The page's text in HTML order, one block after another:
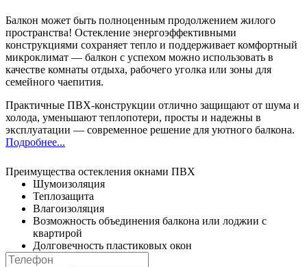
Балкон может быть полноценным продолжением жилого
пространства! Остекление энергоэффективными
конструкциями сохраняет тепло и поддерживает комфортный
микроклимат — балкон с успехом можно использовать в
качестве комнаты отдыха, рабочего уголка или зоны для
семейного чаепития.
Практичные ПВХ-конструкции отлично защищают от шума и
холода, уменьшают теплопотери, просты и надежны в
эксплуатации — современное решение для уютного балкона.
Подробнее...
Преимущества остекления окнами ПВХ
Шумоизоляция
Теплозащита
Влагоизоляция
Возможность объединения балкона или лоджии с
квартирой
Долговечность пластиковых окон